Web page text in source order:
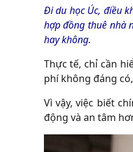
Đi du học Úc, điều
hợp đồng thuê nhà
hay không.
Thực tế, chỉ cần
phí không đáng
Vì vậy, việc biết
động và an tâm